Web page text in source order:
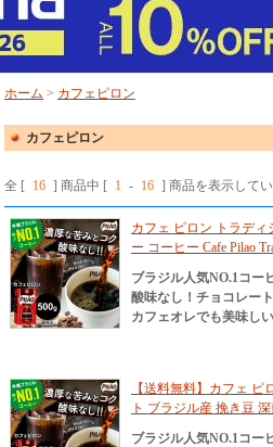
ホーム > カフェピロン
カフェピロン
全 [ 16 ] 商品中 [ 1 - 16 ] 商品を表示して
カフェ ピロン トラディ
ー コーヒー Cafe Pilao
ブラジル人気NO.1コー
酸味なし！チョコレー
カフェオレでも美味し
【送料無料】カフェ ピ
ト ブラジル産 挽き豆
ブラジル人気NO.1コー